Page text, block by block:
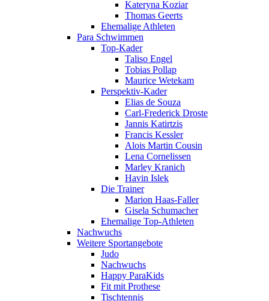
Kateryna Koziar
Thomas Geerts
Ehemalige Athleten
Para Schwimmen
Top-Kader
Taliso Engel
Tobias Pollap
Maurice Wetekam
Perspektiv-Kader
Elias de Souza
Carl-Frederick Droste
Jannis Katirtzis
Francis Kessler
Alois Martin Cousin
Lena Cornelissen
Marley Kranich
Havin Islek
Die Trainer
Marion Haas-Faller
Gisela Schumacher
Ehemalige Top-Athleten
Nachwuchs
Weitere Sportangebote
Judo
Nachwuchs
Happy ParaKids
Fit mit Prothese
Tischtennis